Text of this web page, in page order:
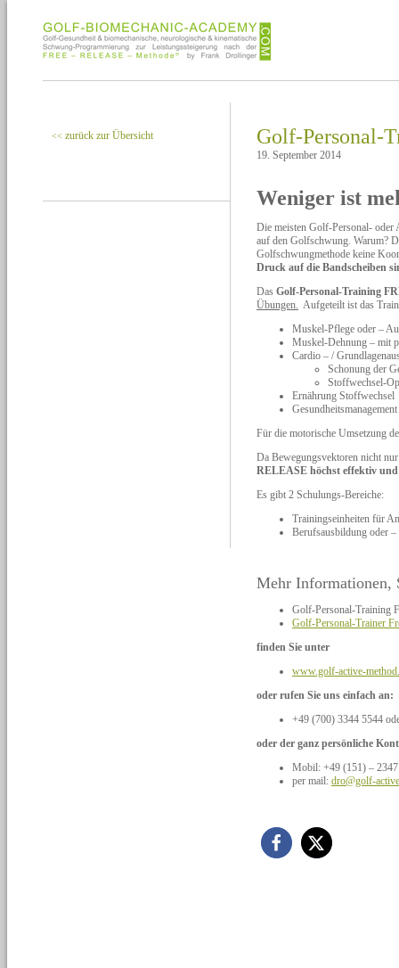
<< zurück zur Übersicht Golf-Personal-
19. September 2014
Weniger ist
Die meisten Golf-Personal- oder
auf den Golfschwung. Warum?
Golfschwungmethode keine
Druck auf die Bandscheiben
Das Golf-Personal-Training
Übungen. Aufgeteilt ist das
Muskel-Pflege oder –
Muskel-Dehnung – mit
Cardio – /
Schonung der
Stoffwechsel-
Ernährung Stoffwechsel
Gesundheitsmanagement
Für die motorische Umsetzung
Da Bewegungsvektoren nicht
RELEASE höchst effektiv
Es gibt 2 Schulungs-Bereiche:
Trainingseinheiten für
Berufsausbildung oder
Mehr Informationen,
Golf-Personal-Training
Golf-Personal-Trainer
finden Sie unter
www.golf-active-
oder rufen Sie uns einfach an:
+49 (700) 3344 5544
oder der ganz persönliche
Mobil: +49 (151) –
per mail: dro@golf-